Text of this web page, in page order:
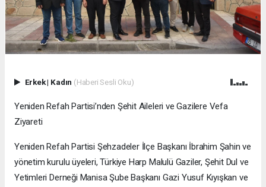
Erkek| Kadın (Haberi Sesli Oku)
Yeniden Refah Partisi’nden Şehit Aileleri ve Gazilere Vefa
Ziyareti
Yeniden Refah Partisi Şehzadeler İlçe Başkanı İbrahim Şahin ve
yönetim kurulu üyeleri, Türkiye Harp Malulü Gaziler, Şehit Dul ve
Yetimleri Derneği Manisa Şube Başkanı Gazi Yusuf Kıyışkan ve